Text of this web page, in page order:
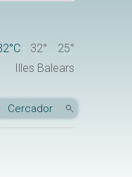
32°
25°
Illes Balears